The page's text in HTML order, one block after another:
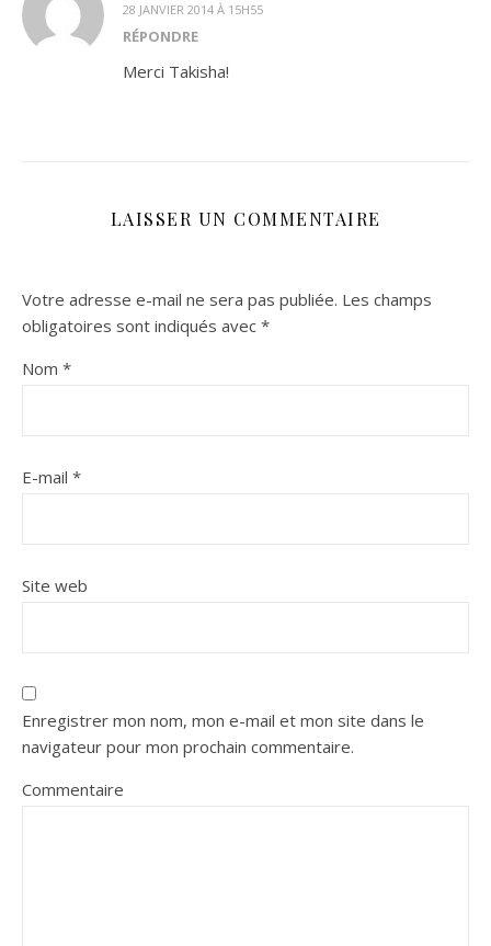
28 JANVIER 2014 À 15H55
RÉPONDRE
Merci Takisha!
LAISSER UN COMMENTAIRE
Votre adresse e-mail ne sera pas publiée. Les champs
obligatoires sont indiqués avec *
Nom *
E-mail *
Site web
Enregistrer mon nom, mon e-mail et mon site dans le
navigateur pour mon prochain commentaire.
Commentaire